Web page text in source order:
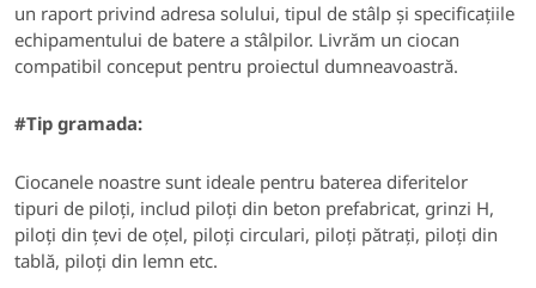
un raport privind adresa solului, tipul de stâlp și specificațiile
echipamentului de batere a stâlpilor. Livrăm un ciocan
compatibil conceput pentru proiectul dumneavoastră.
#Tip gramada:
Ciocanele noastre sunt ideale pentru baterea diferitelor
tipuri de piloți, includ piloți din beton prefabricat, grinzi H,
piloți din țevi de oțel, piloți circulari, piloți pătrați, piloți din
tablă, piloți din lemn etc.